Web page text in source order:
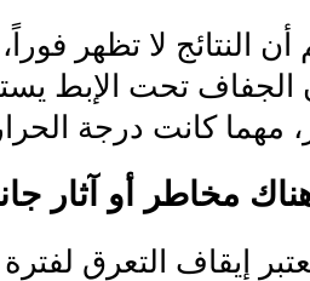
النتائج لا تظهر
الجفاف تحت الإبط
مهما كانت درجة
مخاطر أو آثار
إيقاف التعرق